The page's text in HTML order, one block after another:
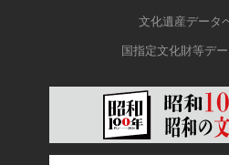
文化遺産データ
国指定文化財等デ